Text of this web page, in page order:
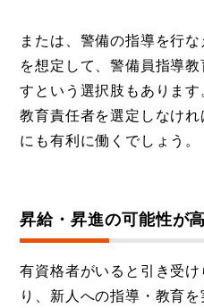
または、警備の指導を行
を想定して、警備員指導
すという選択肢もありま
教育責任者を選定しなけ
にも有利に働くでしょう。
昇給・昇進の可能性が
有資格者がいると引き受
り、新人への指導・教育